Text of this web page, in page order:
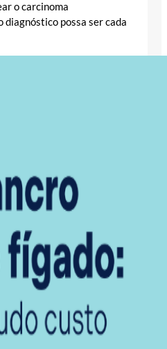
o carcinoma
diagnóstico possa ser cada